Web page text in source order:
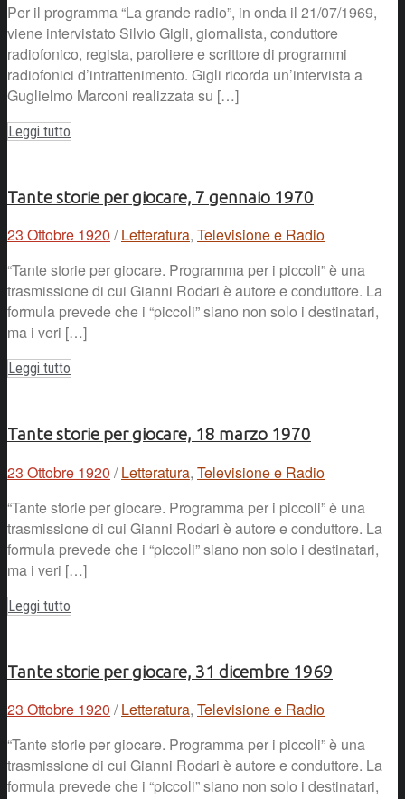
Per il programma “La grande radio”, in onda il 21/07/1969,
viene intervistato Silvio Gigli, giornalista, conduttore
radiofonico, regista, paroliere e scrittore di programmi
radiofonici d’intrattenimento. Gigli ricorda un’intervista a
Guglielmo Marconi realizzata su […]
Leggi tutto
Tante storie per giocare, 7 gennaio 1970
23 Ottobre 1920 / Letteratura, Televisione e Radio
“Tante storie per giocare. Programma per i piccoli” è una
trasmissione di cui Gianni Rodari è autore e conduttore. La
formula prevede che i “piccoli” siano non solo i destinatari,
ma i veri […]
Leggi tutto
Tante storie per giocare, 18 marzo 1970
23 Ottobre 1920 / Letteratura, Televisione e Radio
“Tante storie per giocare. Programma per i piccoli” è una
trasmissione di cui Gianni Rodari è autore e conduttore. La
formula prevede che i “piccoli” siano non solo i destinatari,
ma i veri […]
Leggi tutto
Tante storie per giocare, 31 dicembre 1969
23 Ottobre 1920 / Letteratura, Televisione e Radio
“Tante storie per giocare. Programma per i piccoli” è una
trasmissione di cui Gianni Rodari è autore e conduttore. La
formula prevede che i “piccoli” siano non solo i destinatari,